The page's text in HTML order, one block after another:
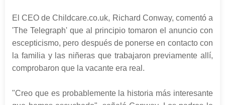
El CEO de Childcare.co.uk, Richard Conway, comentó a
'The Telegraph' que al principio tomaron el anuncio con
escepticismo, pero después de ponerse en contacto con
la familia y las niñeras que trabajaron previamente allí,
comprobaron que la vacante era real.
"Creo que es probablemente la historia más interesante